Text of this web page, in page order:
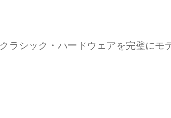
ラシック・ハードウェアを完璧にモ